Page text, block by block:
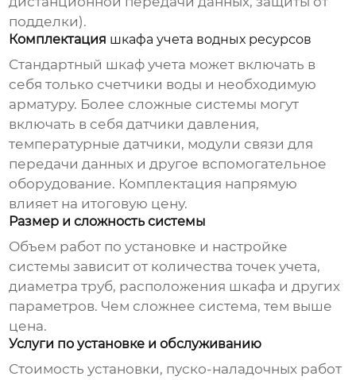
подделки).
Комплектация шкафа учета водных ресурсов
Стандартный шкаф учета может включать в
себя только счетчики воды и необходимую
арматуру. Более сложные системы могут
включать в себя датчики давления,
температурные датчики, модули связи для
передачи данных и другое вспомогательное
оборудование. Комплектация напрямую
влияет на итоговую цену.
Размер и сложность системы
Объем работ по установке и настройке
системы зависит от количества точек учета,
диаметра труб, расположения шкафа и других
параметров. Чем сложнее система, тем выше
цена.
Услуги по установке и обслуживанию
Стоимость установки, пуско-наладочных работ